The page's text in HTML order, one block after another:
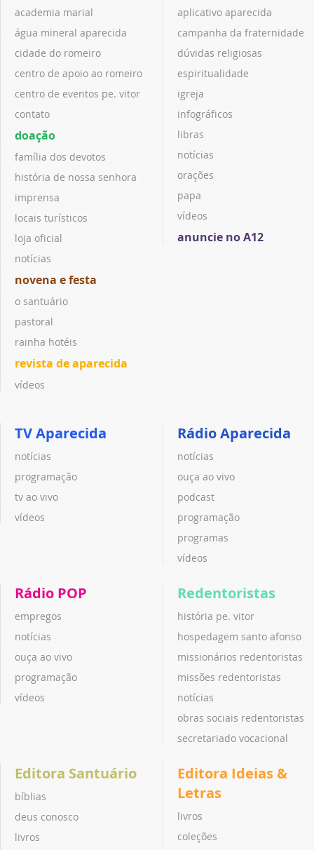
academia marial
água mineral aparecida
cidade do romeiro
centro de apoio ao romeiro
centro de eventos pe. vitor
contato
doação
família dos devotos
história de nossa senhora
imprensa
locais turísticos
loja oficial
notícias
novena e festa
o santuário
pastoral
rainha hotéis
revista de aparecida
vídeos
aplicativo aparecida
campanha da fraternidade
dúvidas religiosas
espiritualidade
igreja
infográficos
libras
notícias
orações
papa
vídeos
anuncie no A12
TV Aparecida
notícias
programação
tv ao vivo
vídeos
Rádio Aparecida
notícias
ouça ao vivo
podcast
programação
programas
vídeos
Rádio POP
empregos
notícias
ouça ao vivo
programação
vídeos
Redentoristas
história pe. vitor
hospedagem santo afonso
missionários redentoristas
missões redentoristas
notícias
obras sociais redentoristas
secretariado vocacional
Editora Santuário
bíblias
deus conosco
livros
Editora Ideias &
Letras
livros
coleções